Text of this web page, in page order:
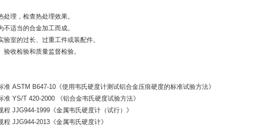
处理，检查热处理效果。
不适当的合金加工而成。
验室的过长、过重工件或装配件。
验收检验和质量监督检验。
准 ASTM B647-10《使用韦氏硬度计测试铝合金压痕硬度的标准试验方法》
准 YS/T 420-2000 《铝合金韦氏硬度试验方法》
程 JJG944-1999《金属韦氏硬度计（试行）》
程 JJG944-2013《金属韦氏硬度计》